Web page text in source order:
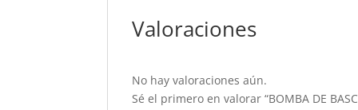
Valoraciones
No hay valoraciones aún.
Sé el primero en valorar “BOMBA DE